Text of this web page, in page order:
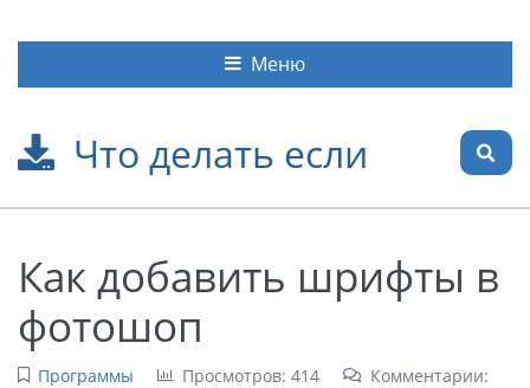
Что делать если
Меню
Как добавить шрифты в
фотошоп
Программы Просмотров: 414
Комментарии: